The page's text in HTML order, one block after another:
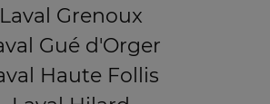
Laval Grenoux
Gué d'Orger
Haute Follis